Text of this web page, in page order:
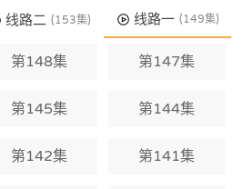
线路二 (153集) 线路一 (149集)
第148集 第147集
第145集 第144集
第142集 第141集